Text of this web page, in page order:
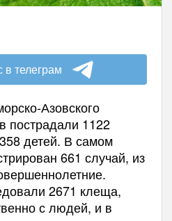
в телеграм
Азовского
пострадали 1122
детей. В самом
661 случай, из
2671 клеща,
с людей, и в